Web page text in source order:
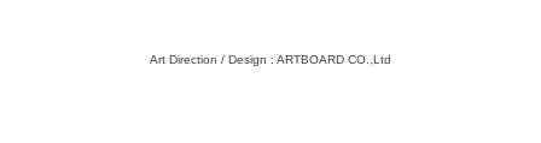
Art Direction / Design : ARTBOARD CO.,Ltd